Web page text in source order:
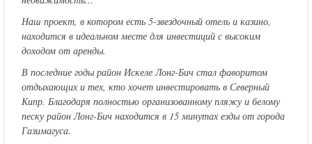
Наш проект, в котором есть 5-звездочный отель и казино,
находится в идеальном месте для инвестиций с высоким
доходом от аренды.
В последние годы район Искеле Лонг-Бич стал фаворитом
отдыхающих и тех, кто хочет инвестировать в Северный
Кипр. Благодаря полностью организованному пляжу и белому
песку район Лонг-Бич находится в 15 минутах езды от города
Газимагуса.